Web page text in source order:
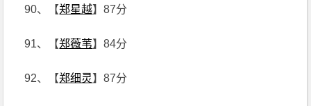
90、【郑星越】87分
91、【郑薇苇】84分
92、【郑细灵】87分